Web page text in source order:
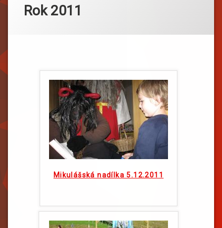
Rok 2011
Mikulášská nadílka 5.12.2011